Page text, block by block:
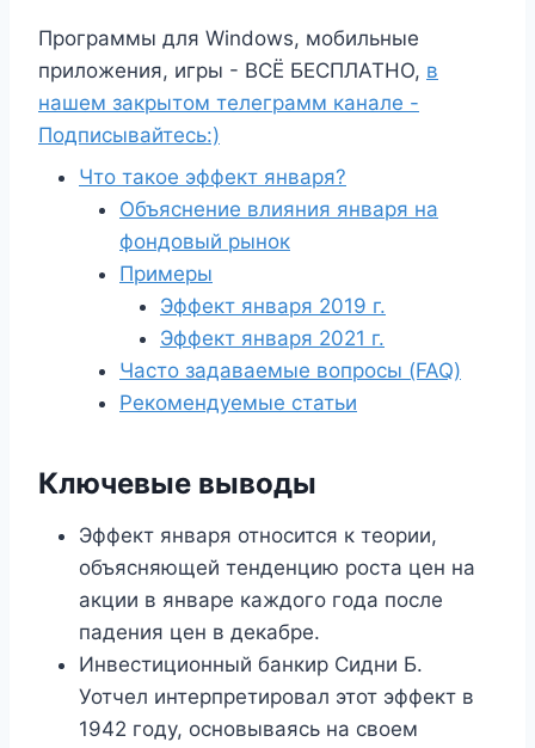
Программы для Windows, мобильные
приложения, игры - ВСЁ БЕСПЛАТНО, в
нашем закрытом телеграмм канале -
Подписывайтесь:)
Что такое эффект января?
Объяснение влияния января на
фондовый рынок
Примеры
Эффект января 2019 г.
Эффект января 2021 г.
Часто задаваемые вопросы (FAQ)
Рекомендуемые статьи
Ключевые выводы
Эффект января относится к теории,
объясняющей тенденцию роста цен на
акции в январе каждого года после
падения цен в декабре.
Инвестиционный банкир Сидни Б.
Уотчел интерпретировал этот эффект в
1942 году, основываясь на своем